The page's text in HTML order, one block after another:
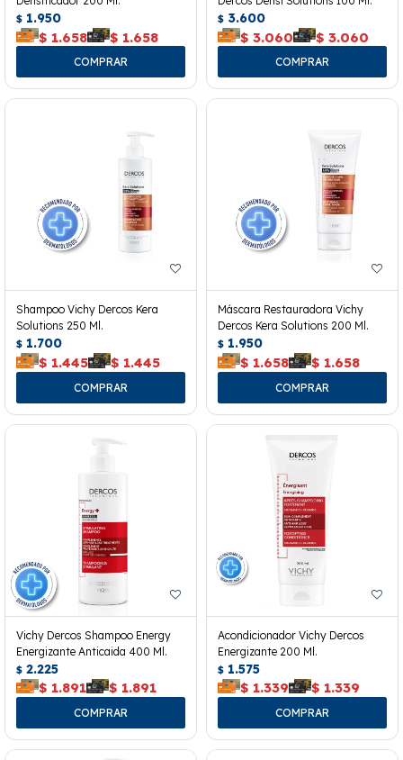
$ 1.950
$ 1.658 $ 1.658
$ 3.600
$ 3.060 $ 3.060
Shampoo Vichy Dercos Kera
Solutions 250 Ml.
$ 1.700
$ 1.445 $ 1.445
Máscara Restauradora Vichy
Dercos Kera Solutions 200 Ml.
$ 1.950
$ 1.658 $ 1.658
Vichy Dercos Shampoo Energy
Energizante Anticaida 400 Ml.
$ 2.225
$ 1.891 $ 1.891
Acondicionador Vichy Dercos
Energizante 200 Ml.
$ 1.575
$ 1.339 $ 1.339